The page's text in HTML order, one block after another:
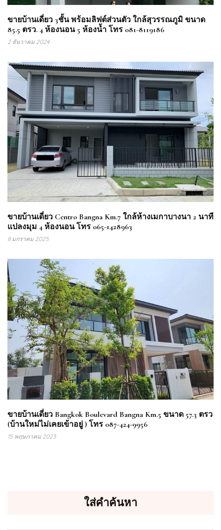
ขายบ้านเดี่ยว 3ชั้น พร้อมลิฟต์ส่วนตัว ใกล้สุวรรณภูมิ ขนาด
85.5 ตรว. 4 ห้องนอน 5 ห้องน้ำ โทร 081-8119186
2 ธันวาคม 2024
ขายบ้านเดี่ยว Centro Bangna Km.7 ใกล้ห้างเมกาบางนา 2 นาที
แปลงมุม 4 ห้องนอน โทร 065-1428963
8 มกราคม 2025
ขายบ้านเดี่ยว Bangkok Boulevard Bangna Km.5 ขนาด 57.3 ตรว
(บ้านใหม่ไม่เคยเข้าอยู่ ) โทร 087-424-9956
15 พฤษภาคม 2023
ใส่คำค้นหา